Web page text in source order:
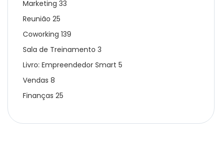
Marketing 33
Reunião 25
Coworking 139
Sala de Treinamento 3
Livro: Empreendedor Smart 5
Vendas 8
Finanças 25